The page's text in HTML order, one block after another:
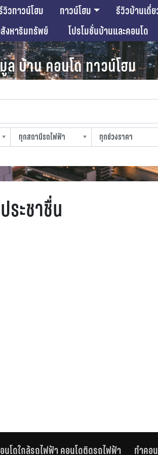
วิวทาวน์โฮม ทาวน์โฮม รีวิวบ้านเดี่
งหาริมทรัพย์ โปรโมชั่นบ้านและคอนโด
บ้าน คอนโด ทาวน์โฮม
ทุกสถานีรถไฟฟ้า
ทุกช่วงราคา
ระชาชื่น
นโดใกล้รถไฟฟ้า คอนโดติดรถไฟฟ้า ทำคอ